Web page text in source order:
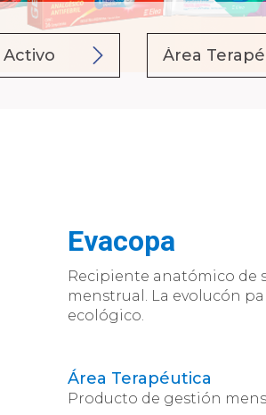
Evacopa
Recipiente anatómico de
menstrual. La evolucón
ecológico.
Área Terapéutica
Producto de gestión